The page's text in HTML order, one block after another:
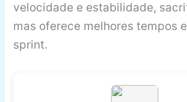
velocidade e estabilidade,
mas oferece melhores tempos
sprint.